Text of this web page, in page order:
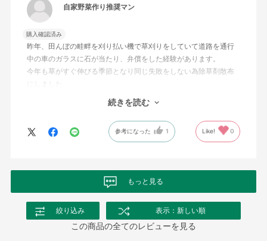
自家野菜作り推奨マン
購入確認済み
昨年、田んぼの畦畔を刈り払い機で草刈りをしていて道路を通行
中の車のガラスに石が当たり、弁償をした経験があります。
今年も草がすぐ伸びる季節となり同じ失敗をしない為除草剤散布
でバスタの5Lが販売されているのが目にとまりました。早速発注
して１週間以内に届き、梅雨時期の雨画降る前に散布しました。
バスタは効果も早く、今は草も枯れかけております。
続きを読む
参考になった 1 Like! 0
もっと見る
絞り込み 表示：新しい順
この商品の全てのレビューを見る